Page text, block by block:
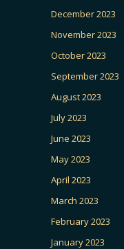
December 2023
November 2023
October 2023
September 2023
August 2023
July 2023
June 2023
May 2023
April 2023
March 2023
February 2023
January 2023